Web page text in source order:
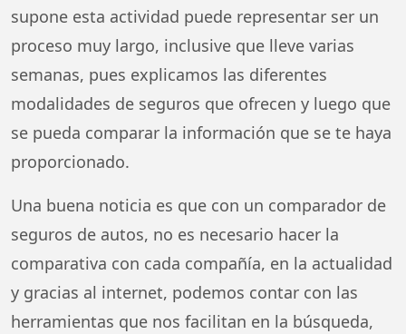
supone esta actividad puede representar ser un
proceso muy largo, inclusive que lleve varias
semanas, pues explicamos las diferentes
modalidades de seguros que ofrecen y luego que
se pueda comparar la información que se te haya
proporcionado.
Una buena noticia es que con un comparador de
seguros de autos, no es necesario hacer la
comparativa con cada compañía, en la actualidad
y gracias al internet, podemos contar con las
herramientas que nos facilitan en la búsqueda,